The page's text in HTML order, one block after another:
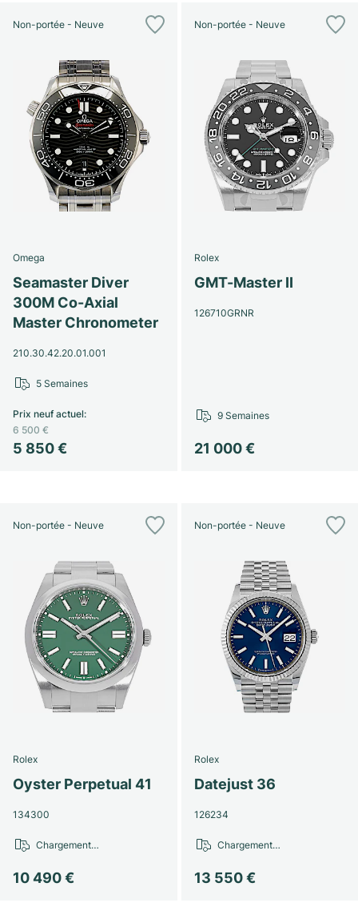
Non-portée - Neuve
Omega
Seamaster Diver
300M Co-Axial
Master Chronometer
210.30.42.20.01.001
5 850 €
Prix neuf actuel:
6 500 €
5 Semaines
Non-portée - Neuve
Rolex
GMT-Master II
126710GRNR
21 000 €
9 Semaines
Non-portée - Neuve
Rolex
Oyster Perpetual 41
134300
10 490 €
Chargement…
Non-portée - Neuve
Rolex
Datejust 36
126234
13 550 €
Chargement…